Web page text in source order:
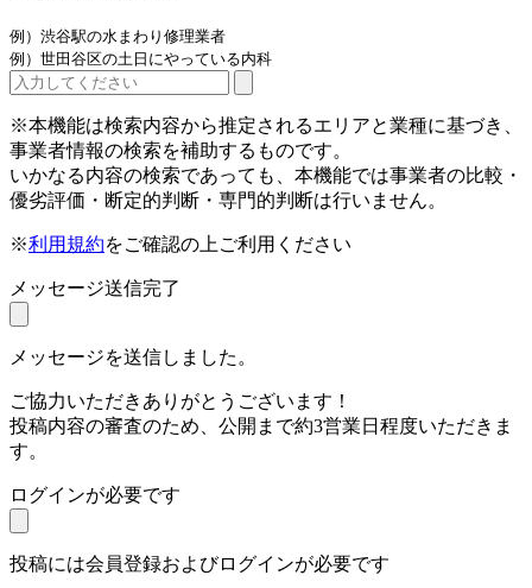
例）渋谷駅の水まわり修理業者
例）世田谷区の土日にやっている内科
※本機能は検索内容から推定されるエリアと業種に基づき、
事業者情報の検索を補助するものです。
いかなる内容の検索であっても、本機能では事業者の比較・
優劣評価・断定的判断・専門的判断は行いません。
※利用規約をご確認の上ご利用ください
メッセージ送信完了
メッセージを送信しました。
ご協力いただきありがとうございます！
投稿内容の審査のため、公開まで約3営業日程度いただきま
す。
ログインが必要です
投稿には会員登録およびログインが必要です